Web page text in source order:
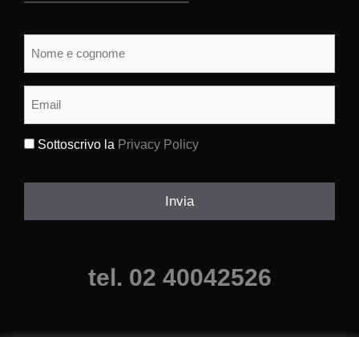
Sottoscrivo la Privacy Policy
Invia
tel. 02 40042526